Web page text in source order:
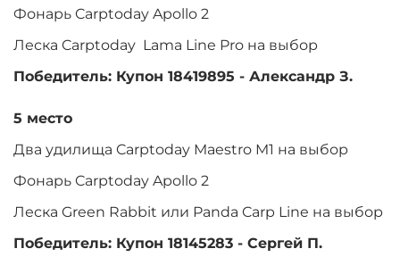
Фонарь Carptoday Apollo 2
Леска Carptoday Lama Line Pro на выбор
Победитель: Купон 18419895 - Александр З.
5 место
Два удилища Carptoday Maestro M1 на выбор
Фонарь Carptoday Apollo 2
Леска Green Rabbit или Panda Carp Line на выбор
Победитель: Купон 18145283 - Сергей П.